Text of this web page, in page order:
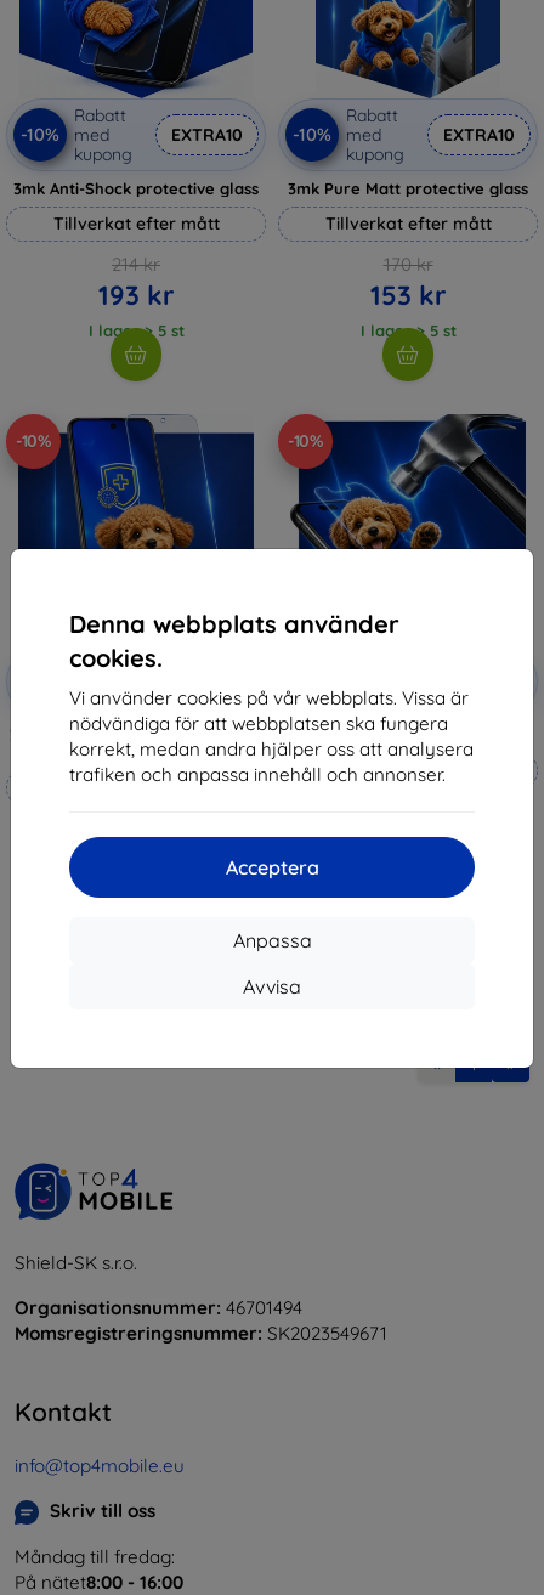
Denna webbplats använder
cookies.
Vi använder cookies på vår webbplats. Vissa är
nödvändiga för att webbplatsen ska fungera
korrekt, medan andra hjälper oss att analysera
trafiken och anpassa innehåll och annonser.
Acceptera
Anpassa
Avvisa
-10%
Rabatt
med
kupong
EXTRA10
3mk Anti-Shock protective glass
Tillverkat efter mått
214 kr
193 kr
I lager > 5 st
-10%
Rabatt
med
kupong
EXTRA10
3mk Pure Matt protective glass
Tillverkat efter mått
170 kr
153 kr
I lager > 5 st
-10%
Rabatt
kupong
3mk Silverprotection+ protective
film
Tillverkat efter mått
I lager > 5 st
-10%
kupong
3mk Hammer protective film
Tillverkat efter mått
222 kr
« 1 »
Shield-SK s.r.o.
Organisationsnummer: 46701494
Momsregistreringsnummer: SK2023549671
Kontakt
info@top4mobile.eu
Skriv till oss
Måndag till fredag:
På nätet8:00 - 16:00